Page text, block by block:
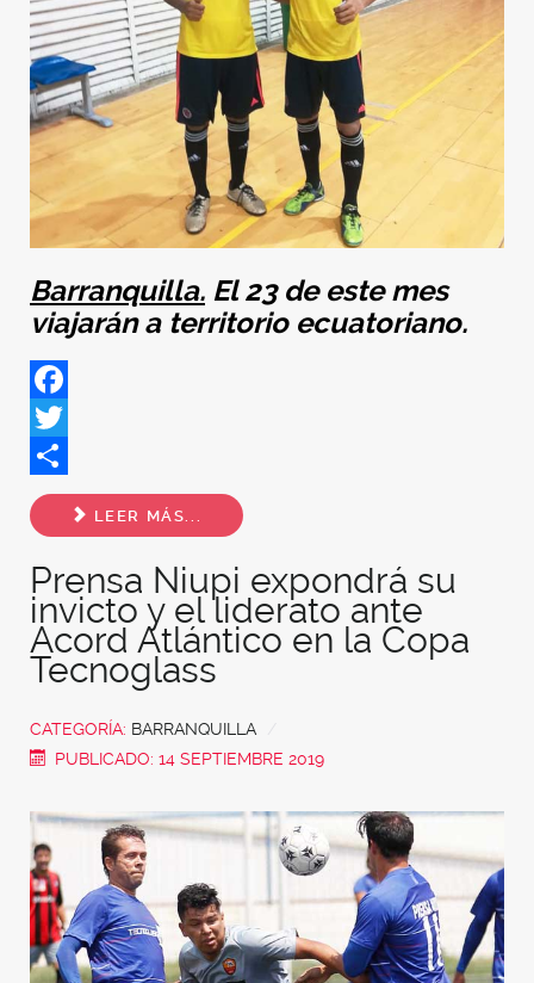
Barranquilla. El 23 de este mes
viajarán a territorio ecuatoriano.
Facebook
Twitter
Share
LEER MÁS...
Prensa Niupi expondrá su
invicto y el liderato ante
Acord Atlántico en la Copa
Tecnoglass
CATEGORÍA: BARRANQUILLA
PUBLICADO: 14 SEPTIEMBRE 2019